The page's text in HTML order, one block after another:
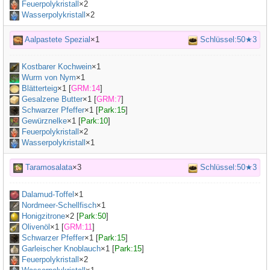
Feuerpolykristall ×2
Wasserpolykristall ×2
Aalpastete Spezial ×1 Schlüssel:50★3
Kostbarer Kochwein×1
Wurm von Nym×1
Blätterteig×1 [GRM:14]
Gesalzene Butter×1 [GRM:7]
Schwarzer Pfeffer×1 [Park:15]
Gewürznelke×1 [Park:10]
Feuerpolykristall ×2
Wasserpolykristall ×1
Taramosalata×3 Schlüssel:50★3
Dalamud-Toffel ×1
Nordmeer-Schellfisch×1
Honigzitrone×2 [Park:50]
Olivenöl ×1 [GRM:11]
Schwarzer Pfeffer×1 [Park:15]
Garleischer Knoblauch×1 [Park:15]
Feuerpolykristall ×2